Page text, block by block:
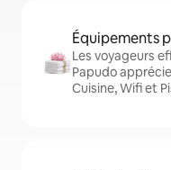
Équipements
Les voyageurs
Papudo
Cuisine, Wifi et